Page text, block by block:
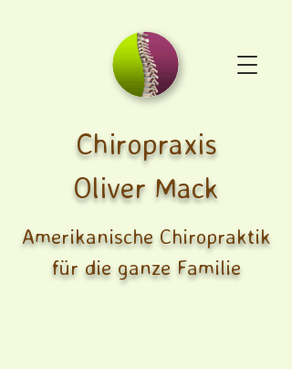
Chiropraxis
Oliver Mack
Amerikanische Chiropraktik
für die ganze Familie